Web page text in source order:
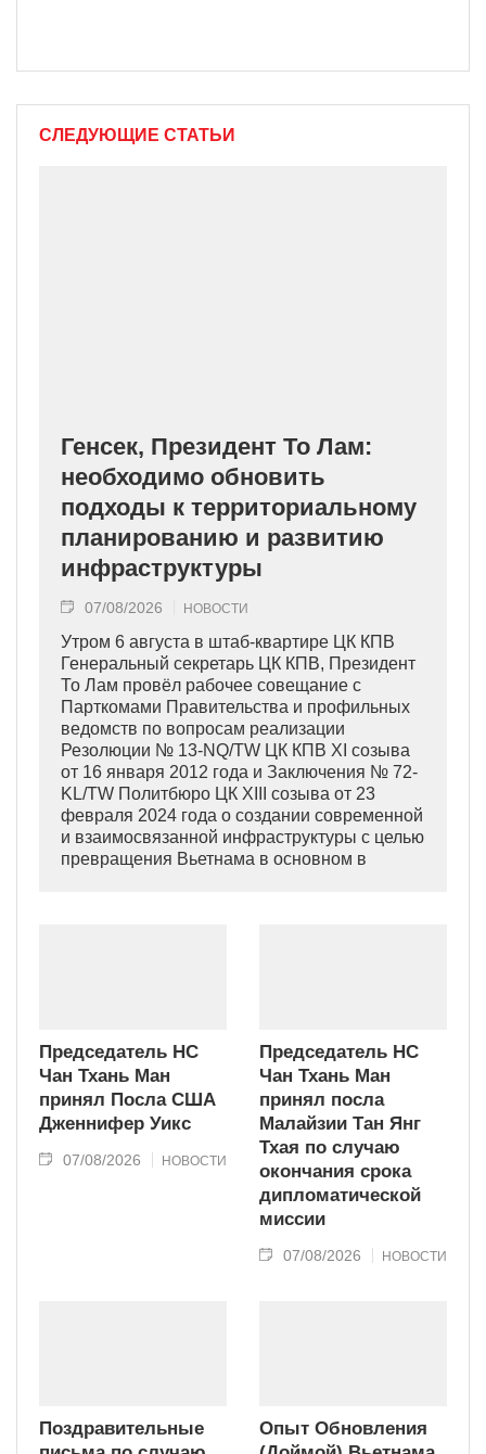
СЛЕДУЮЩИЕ СТАТЬИ
Генсек, Президент То Лам:
необходимо обновить
подходы к территориальному
планированию и развитию
инфраструктуры
07/08/2026 НОВОСТИ
Утром 6 августа в штаб-квартире ЦК КПВ
Генеральный секретарь ЦК КПВ, Президент
То Лам провёл рабочее совещание с
Парткомами Правительства и профильных
ведомств по вопросам реализации
Резолюции № 13-NQ/TW ЦК КПВ XI созыва
от 16 января 2012 года и Заключения № 72-
KL/TW Политбюро ЦК XIII созыва от 23
февраля 2024 года о создании современной
и взаимосвязанной инфраструктуры с целью
превращения Вьетнама в основном в
Председатель НС
Чан Тхань Ман
принял Посла США
Дженнифер Уикс
07/08/2026 НОВОСТИ
Председатель НС
Чан Тхань Ман
принял посла
Малайзии Тан Янг
Тхая по случаю
окончания срока
дипломатической
миссии
07/08/2026 НОВОСТИ
Поздравительные
Опыт Обновления